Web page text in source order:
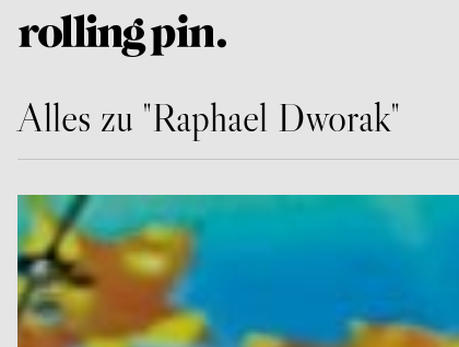
Alles zu "Raphael Dworak"